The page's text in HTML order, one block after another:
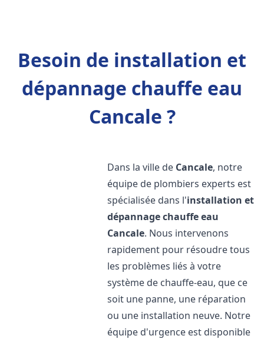
Besoin de installation et
dépannage chauffe eau
Cancale ?
Dans la ville de Cancale, notre
équipe de plombiers experts est
spécialisée dans l'installation et
dépannage chauffe eau
Cancale. Nous intervenons
rapidement pour résoudre tous
les problèmes liés à votre
système de chauffe-eau, que ce
soit une panne, une réparation
ou une installation neuve. Notre
équipe d'urgence est disponible